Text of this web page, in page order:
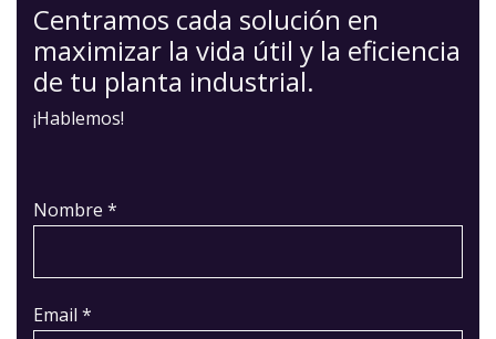
Centramos cada solución en
maximizar la vida útil y la eficiencia
de tu planta industrial.
¡Hablemos!
Nombre *
Email *